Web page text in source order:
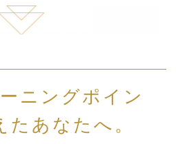
ニングポイン
たあなたへ。